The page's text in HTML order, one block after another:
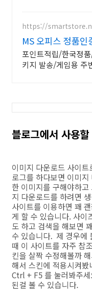
https://
MS 오피스 정품인
포인트적립/한국정
키지 발송/게임용 주
블로그에서 사용
이미지 다운로드 사이
로그를 하다보면 이미
한 이미지를 구해야하
지 다운로드를 하려면
사이트를 이용하면 꽤
게 할 수 있습니다. 사이
도 하고 검색을 해보면
수 있습니다. 제 경우에
때 이 사이트를 자주 참
킨을 살짝 수정해볼까
해서 스킨에 적용시켜
Ctrl + F5 를 눌러봐주
된걸 볼 수 있습니다.